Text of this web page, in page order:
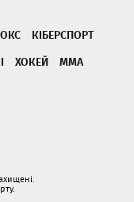
КІБЕРСПОРТ
ХОКЕЙ
ММА